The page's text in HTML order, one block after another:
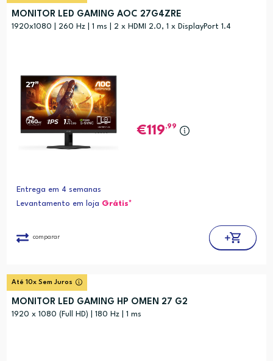
MONITOR LED GAMING AOC 27G4ZRE
1920x1080 | 260 Hz | 1 ms | 2 x HDMI 2.0, 1 x DisplayPort 1.4
119,99
Entrega em 4 semanas
Levantamento em loja Grátis*
comparar
Até 10x Sem Juros
MONITOR LED GAMING HP OMEN 27 G2
1920 x 1080 (Full HD) | 180 Hz | 1 ms